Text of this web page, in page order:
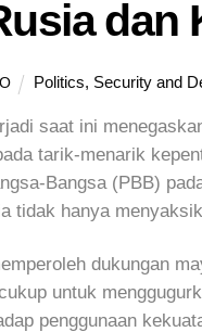
dan
Politics, Security and
saat ini
tarik-menarik
Bangsa (PBB)
tidak hanya
dukungan
untuk
penggunaan